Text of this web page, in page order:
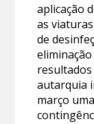
aplicação
as
de
autarquia
março